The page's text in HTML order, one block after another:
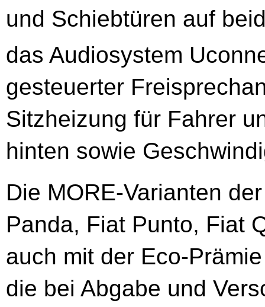
und Schiebtüren auf
das Audiosystem
gesteuerter
Sitzheizung für Fahrer
hinten sowie
Die MORE-Varianten
Panda, Fiat Punto, Fiat
auch mit der Eco-
die bei Abgabe und